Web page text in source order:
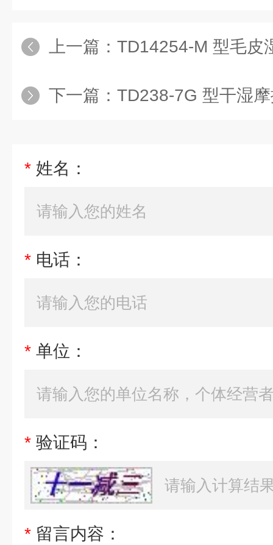
上一篇： TD14254-M 型毛皮
下一篇： TD238-7G 型干湿
* 姓名：
* 电话：
* 单位：
* 验证码：
* 留言内容：